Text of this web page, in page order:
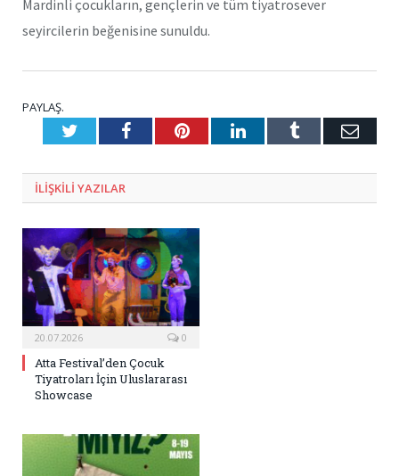
Mardinli çocukların, gençlerin ve tüm tiyatrosever
seyircilerin beğenisine sunuldu.
PAYLAŞ.
TwitterFacebookPinterestLinkedInTumblr E-
ILIŞKILI YAZILAR
20.07.2026 0
Atta Festival’den Çocuk
Tiyatroları İçin Uluslararası
Showcase